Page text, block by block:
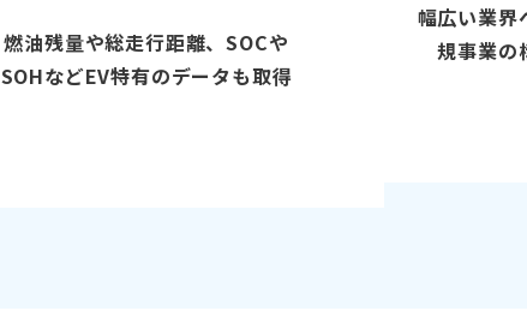
燃油残量や総走行距離、SOCや
SOHなどEV特有のデータも取得
幅広い業界
規事業の